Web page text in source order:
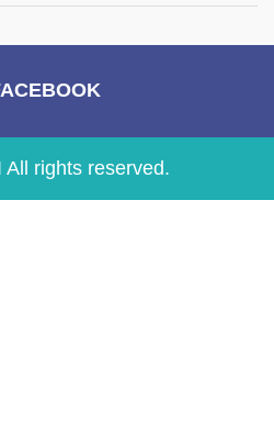
rights reserved.